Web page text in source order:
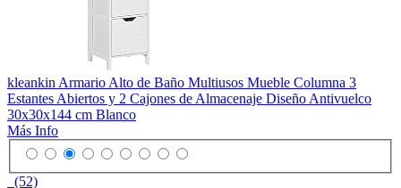
kleankin Armario Alto de Baño Multiusos Mueble Columna 3
Estantes Abiertos y 2 Cajones de Almacenaje Diseño Antivuelco
30x30x144 cm Blanco
Más Info
(52)